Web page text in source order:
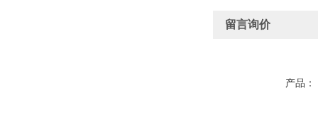
留言询价
产品：